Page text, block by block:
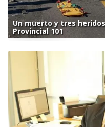
Un muerto y tres
Provincial 101